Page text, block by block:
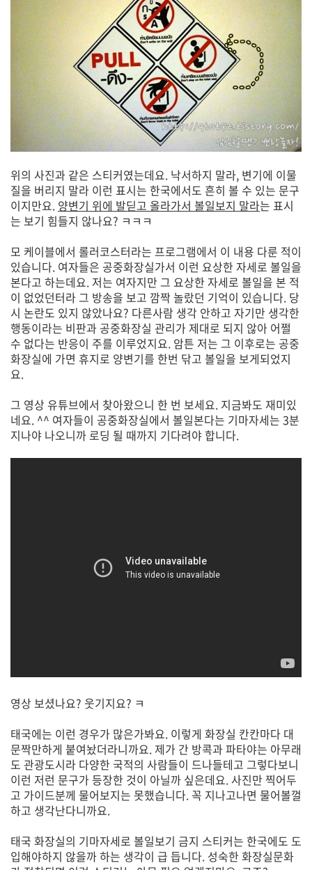
위의 사진과 같은 스티커였는데요. 낙서하지 말라, 변기에 이물
질을 버리지 말라 이런 표시는 한국에서도 흔히 볼 수 있는 문구
이지만요. 양변기 위에 발딛고 올라가서 볼일보지 말라는 표시
는 보기 힘들지 않나요? ㅋㅋㅋ
모 케이블에서 롤러코스터라는 프로그램에서 이 내용 다룬 적이
있습니다. 여자들은 공중화장실가서 이런 요상한 자세로 볼일을
본다고 하는데요. 저는 여자지만 그 요상한 자세로 볼일을 본 적
이 없었던터라 그 방송을 보고 깜짝 놀랐던 기억이 있습니다. 당
시 논란도 있지 않았나요? 다른사람 생각 안하고 자기만 생각한
행동이라는 비판과 공중화장실 관리가 제대로 되지 않아 어쩔
수 없다는 반응이 주를 이루었지요. 암튼 저는 그 이후로는 공중
화장실에 가면 휴지로 양변기를 한번 닦고 볼일을 보게되었지
요.
그 영상 유튜브에서 찾아왔으니 한 번 보세요. 지금봐도 재미있
네요. ^^ 여자들이 공중화장실에서 볼일본다는 기마자세는 3분
지나야 나오니까 로딩 될 때까지 기다려야 합니다.
영상 보셨나요? 웃기지요? ㅋ
태국에는 이런 경우가 많은가봐요. 이렇게 화장실 칸칸마다 대
문짝만하게 붙여놨더라니까요. 제가 간 방콕과 파타야는 아무래
도 관광도시라 다양한 국적의 사람들이 드나들테고 그렇다보니
이런 저런 문구가 등장한 것이 아닐까 싶은데요. 사진만 찍어두
고 가이드분께 물어보지는 못했습니다. 꼭 지나고나면 물어볼껄
하고 생각난다니까요.
태국 화장실의 기마자세로 볼일보기 금지 스티커는 한국에도 도
입해야하지 않을까 하는 생각이 급 듭니다. 성숙한 화장실문화